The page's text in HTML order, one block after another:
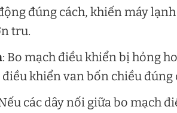
đúng cách, khiến máy
tru.
: Bo mạch điều khiển bị hỏng
khiển van bốn chiều đúng
các dây nối giữa bo mạch